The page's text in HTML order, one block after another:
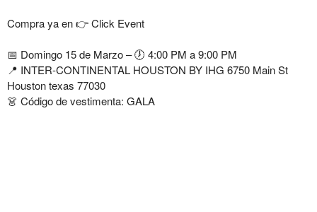
Compra ya en 👉 Click Event
📅 Domingo 15 de Marzo – 🕖 4:00 PM a 9:00 PM
📍 INTER-CONTINENTAL HOUSTON BY IHG 6750 Main St
Houston texas 77030
👗 Código de vestimenta: GALA